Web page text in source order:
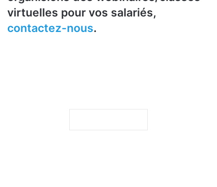
virtuelles pour vos salariés,
contactez-nous.